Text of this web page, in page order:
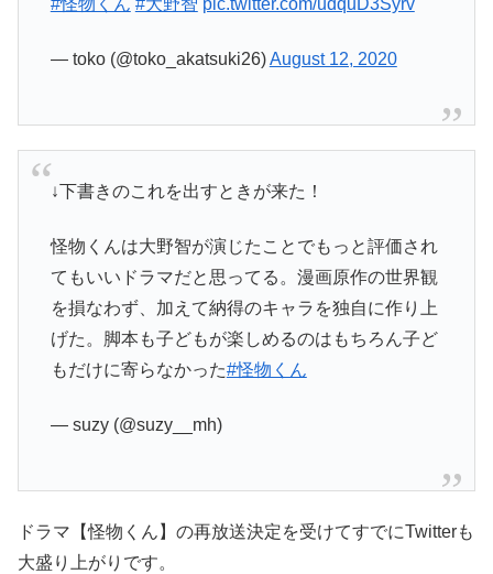
— toko (@toko_akatsuki26)August 12, 2020
↓下書きのこれを出すときが来た！
怪物くんは大野智が演じたことでもっと評価され
てもいいドラマだと思ってる。漫画原作の世界観
を損なわず、加えて納得のキャラを独自に作り上
げた。脚本も子どもが楽しめるのはもちろん子ど
もだけに寄らなかった#怪物くん
— suzy (@suzy__mh)
ドラマ【怪物くん】の再放送決定を受けてすでにTwitterも
大盛り上がりです。